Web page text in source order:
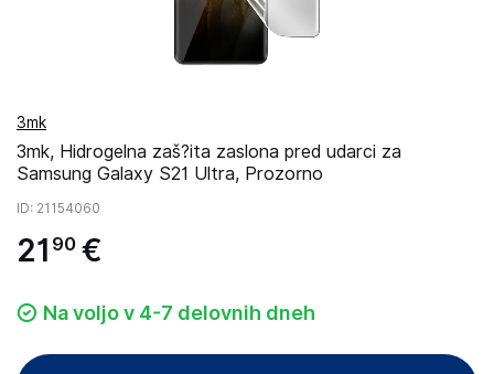
3mk
3mk, Hidrogelna zaš?ita zaslona pred udarci za
Samsung Galaxy S21 Ultra, Prozorno
ID: 21154060
21 90 €
Na voljo v 4-7 delovnih dneh